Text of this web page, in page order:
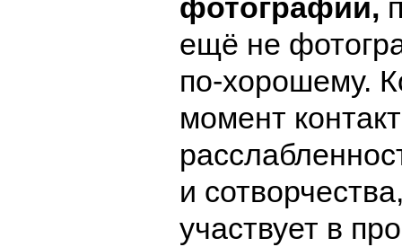
фотографии,
ещё не
по-хорошему.
момент
и
участвует в